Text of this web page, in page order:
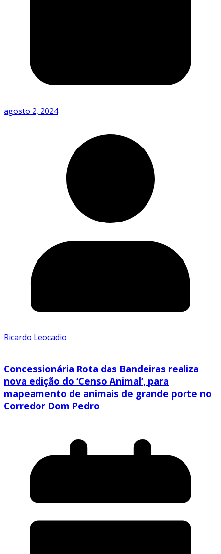
agosto 2, 2024
Ricardo Leocadio
Concessionária Rota das Bandeiras realiza
nova edição do ‘Censo Animal’, para
mapeamento de animais de grande porte no
Corredor Dom Pedro